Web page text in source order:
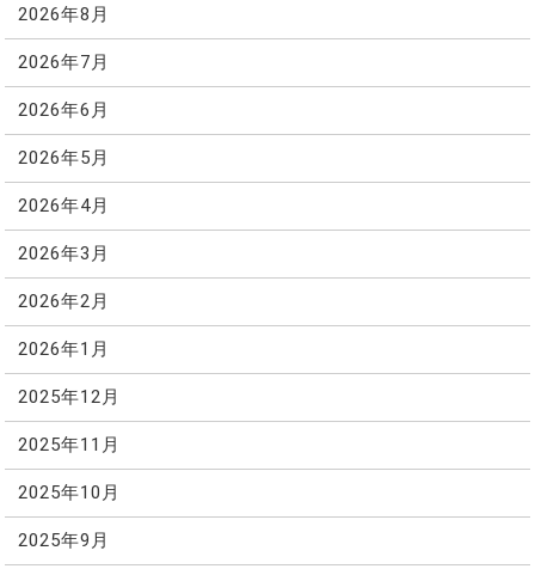
2026年8月
2026年7月
2026年6月
2026年5月
2026年4月
2026年3月
2026年2月
2026年1月
2025年12月
2025年11月
2025年10月
2025年9月